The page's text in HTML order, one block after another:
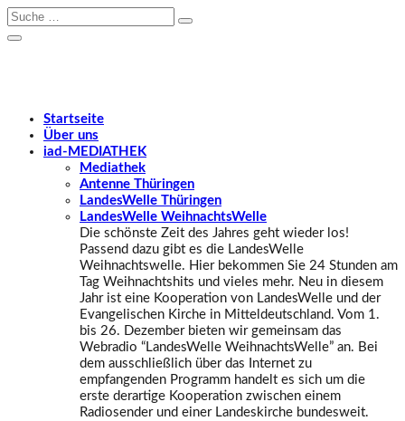
Startseite
Über uns
iad -MEDIATHEK
Mediathek
Antenne Thüringen
LandesWelle Thüringen
LandesWelle WeihnachtsWelle
Die schönste Zeit des Jahres geht wieder los!
Passend dazu gibt es die LandesWelle
Weihnachtswelle. Hier bekommen Sie 24 Stunden am
Tag Weihnachtshits und vieles mehr. Neu in diesem
Jahr ist eine Kooperation von LandesWelle und der
Evangelischen Kirche in Mitteldeutschland. Vom 1.
bis 26. Dezember bieten wir gemeinsam das
Webradio “LandesWelle WeihnachtsWelle” an. Bei
dem ausschließlich über das Internet zu
empfangenden Programm handelt es sich um die
erste derartige Kooperation zwischen einem
Radiosender und einer Landeskirche bundesweit.